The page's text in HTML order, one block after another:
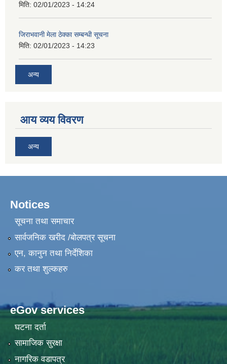
मिति: 02/01/2023 - 14:24
जिराभवानी मेला ठेक्का सम्बन्धी सूचना
मिति: 02/01/2023 - 14:23
अन्य
आय व्यय विवरण
अन्य
Notices
सूचना तथा समाचार
सार्वजनिक खरीद /बोलपत्र सूचना
एन, कानुन तथा निर्देशिका
कर तथा शुल्कहरु
eGov services
घटना दर्ता
सामाजिक सुरक्षा
नागरिक वडापत्र